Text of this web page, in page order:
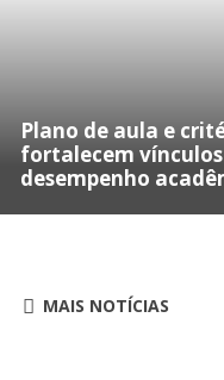
Plano de aula e
fortalecem
desempenho
MAIS NOTÍCIAS